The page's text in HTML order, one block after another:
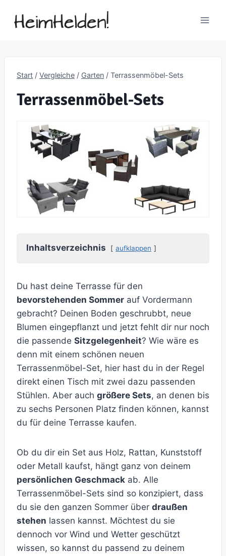
Inhalt
Start / Vergleiche / Garten / Terrassenmöbel-Sets
Terrassenmöbel-Sets
Inhaltsverzeichnis aufklappen
Du hast deine Terrasse für den
bevorstehenden Sommer auf Vordermann
gebracht? Deinen Boden geschrubbt, neue
Blumen eingepflanzt und jetzt fehlt dir nur noch
die passende Sitzgelegenheit? Wie wäre es
denn mit einem schönen neuen
Terrassenmöbel-Set, hier hast du in der Regel
direkt einen Tisch mit zwei dazu passenden
Stühlen. Aber auch größere Sets, an denen bis
zu sechs Personen Platz finden können, kannst
du für deine Terrasse kaufen.
Ob du dir ein Set aus Holz, Rattan, Kunststoff
oder Metall kaufst, hängt ganz von deinem
persönlichen Geschmack ab. Alle
Terrassenmöbel-Sets sind so konzipiert, dass
du sie den ganzen Sommer über draußen
stehen lassen kannst. Möchtest du sie
dennoch vor Wind und Wetter geschützt
wissen, so kannst du passend zu deinem